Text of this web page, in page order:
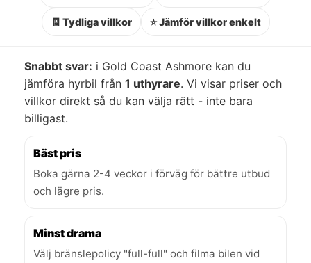
🧾 Tydliga villkor ⭐ Jämför villkor enkelt
Snabbt svar: i Gold Coast Ashmore kan du
jämföra hyrbil från 1 uthyrare. Vi visar priser och
villkor direkt så du kan välja rätt - inte bara
billigast.
Bäst pris
Boka gärna 2-4 veckor i förväg för bättre utbud
och lägre pris.
Minst drama
Välj bränslepolicy "full-full" och filma bilen vid